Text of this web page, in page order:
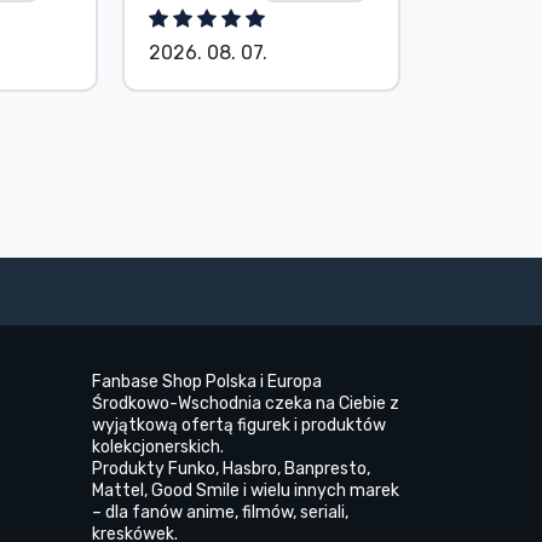
2026. 08. 07.
Fanbase Shop Polska i Europa
Środkowo-Wschodnia czeka na Ciebie z
wyjątkową ofertą figurek i produktów
kolekcjonerskich.
Produkty Funko, Hasbro, Banpresto,
Mattel, Good Smile i wielu innych marek
– dla fanów anime, filmów, seriali,
kreskówek.